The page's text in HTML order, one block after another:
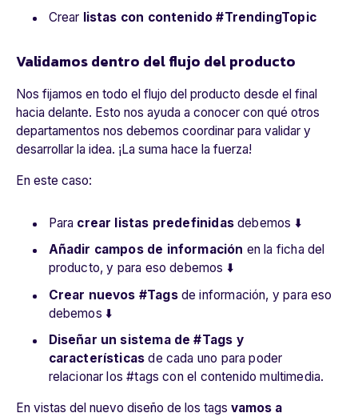
Crear listas con contenido #TrendingTopic
Validamos dentro del flujo del producto
Nos fijamos en todo el flujo del producto desde el final
hacia delante. Esto nos ayuda a conocer con qué otros
departamentos nos debemos coordinar para validar y
desarrollar la idea. ¡La suma hace la fuerza!
En este caso:
Para crear listas predefinidasdebemos ⬇️
Añadir campos de información en la ficha del
producto, y para eso debemos ⬇️
Crear nuevos #Tagsde información, y para eso
debemos ⬇️
Diseñar un sistema de #Tags y
características de cada uno para poder
relacionar los #tags con el contenido multimedia.
En vistas del nuevo diseño de los tags vamos a